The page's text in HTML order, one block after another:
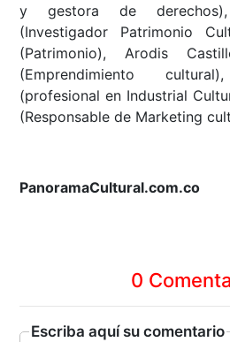
y gestora de
(Investigador Patrimonio
(Patrimonio), Arodis
(Emprendimiento
(profesional en Industrial
(Responsable de Marketing
PanoramaCultural.com.co
0
Escriba aquí su comentario